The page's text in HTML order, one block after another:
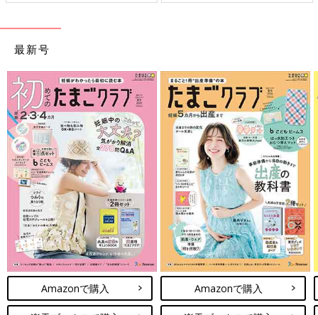
最新号
Amazonで購入 Amazonで購入